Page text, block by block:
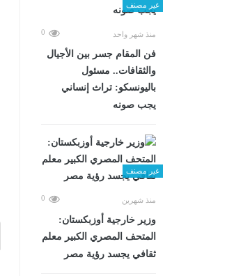
غير مصنف
منذ شهر واحد 0
فن المقام جسر بين الأجيال
والثقافات.. مسئول
باليونسكو: تراث إنساني
يجب صونه
غير مصنف
منذ شهرين 0
وزير خارجية أوزبكستان:
المتحف المصري الكبير معلم
ثقافي يجسد رؤية مصر